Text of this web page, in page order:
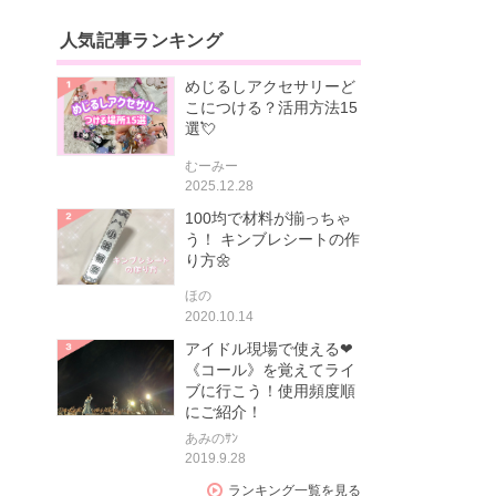
人気記事ランキング
めじるしアクセサリーど
こにつける？活用方法15
選💘
むーみー
2025.12.28
100均で材料が揃っちゃ
う！ キンブレシートの作
り方🌼
ほの
2020.10.14
アイドル現場で使える❤
《コール》を覚えてライ
ブに行こう！使用頻度順
にご紹介！
あみのｻﾝ
2019.9.28
ランキング一覧を見る